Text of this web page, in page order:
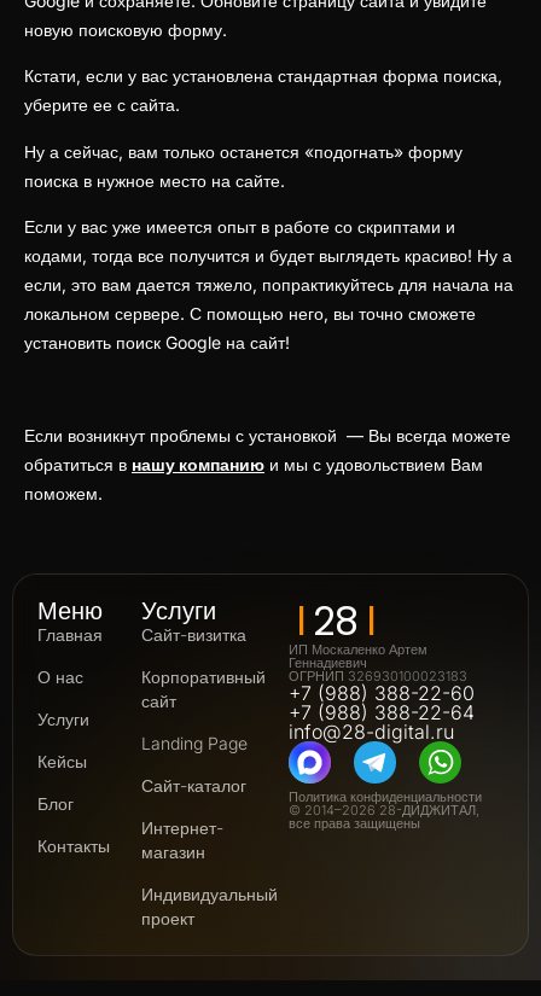
новую поисковую форму.
Кстати, если у вас установлена стандартная форма поиска,
уберите ее с сайта.
Ну а сейчас, вам только останется «подогнать» форму
поиска в нужное место на сайте.
Если у вас уже имеется опыт в работе со скриптами и
кодами, тогда все получится и будет выглядеть красиво! Ну а
если, это вам дается тяжело, попрактикуйтесь для начала на
локальном сервере. С помощью него, вы точно сможете
установить поиск Google на сайт!
Если возникнут проблемы с установкой — Вы всегда можете
обратиться в нашу компанию и мы с удовольствием Вам
поможем.
I 28 I
ИП Москаленко Артем
Геннадиевич
ОГРНИП 326930100023183
+7 (988) 388-22-60
+7 (988) 388-22-64
info@28-digital.ru
Политика конфиденциальности
© 2014–2026 28-ДИДЖИТАЛ,
все права защищены
Меню
Главная
О нас
Услуги
Кейсы
Блог
Контакты
Услуги
Сайт-визитка
Корпоративный
сайт
Landing Page
Сайт-каталог
Интернет-
магазин
Индивидуальный
проект